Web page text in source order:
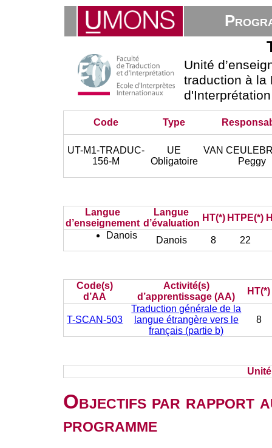
Unité
traduction à la
Code Type
UT-M1-TRADUC-
156-M
UE
Obligatoire
VAN
Peggy
Langue
d’enseignement
Langue
d’évaluation
HT(*) HTPE(*)
Danois
Danois 8 22
Code(s)
d’AA
Activité(s)
d’apprentissage (AA)
HT(*)
T-SCAN-503
Traduction générale de la
langue étrangère vers le
français (partie b)
8
Objectifs par rapport
programme